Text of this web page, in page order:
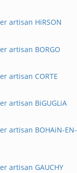
artisan HiRSON
artisan BORGO
artisan CORTE
artisan BiGUGLiA
artisan BOHAiN-EN-
artisan GAUCHY